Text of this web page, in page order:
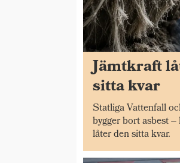
Jämtkraft
sitta kvar
Statliga Vattenfall
bygger bort asbest
låter den sitta kvar.